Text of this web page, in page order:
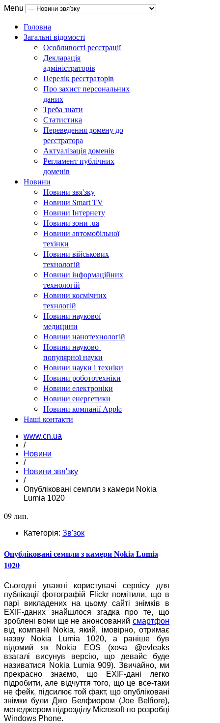
Menu
Головна
Загальні відомості
Особливості реєстрації
Декларація
адміністраторів
Перелік реєстраторів
Про захист персональних
даних
Треба знати
Статистика
Переведення домену до
реєстратора
Актуалізація доменів
Регламент публічних
доменів
Новини
Новини звя'зку
Новини Smart TV
Новини Інтернету
Новини зони .ua
Новини автомобільної
техінки
Новини військових
технологій
Новини інформаційних
технологій
Новини космічних
технлогій
Новини наукової
медицини
Новини нанотехнологій
Новини науково-
популярної науки
Новини науки і техніки
Новини робототехніки
Новини електроніки
Новини енергетики
Новини компанії Apple
Наші контакти
www.cn.ua
/
Новини
/
Новини звя'зку
/
Опубліковані семпли з камери Nokia
Lumia 1020
09 лип.
Категорія: Зв'зок
Опубліковані семпли з камери Nokia Lumia
1020
Сьогодні уважні користувачі сервісу для
публікації фотографій Flickr помітили, що в
парі викладених на цьому сайті знімків в
EXIF-даних знайшлося згадка про те, що
зроблені вони ще не анонсований смартфон
від компанії Nokia, який, імовірно, отримає
назву Nokia Lumia 1020, а раніше був
відомий як Nokia EOS (хоча @evleaks
взагалі висунув версію, що девайс буде
називатися Nokia Lumia 909). Звичайно, ми
прекрасно знаємо, що EXIF-дані легко
підробити, але відчуття того, що це все-таки
не фейк, підсилює той факт, що опубліковані
знімки були Джо Белфиором (Joe Belfiore),
менеджером підрозділу Microsoft по розробці
Windows Phone.